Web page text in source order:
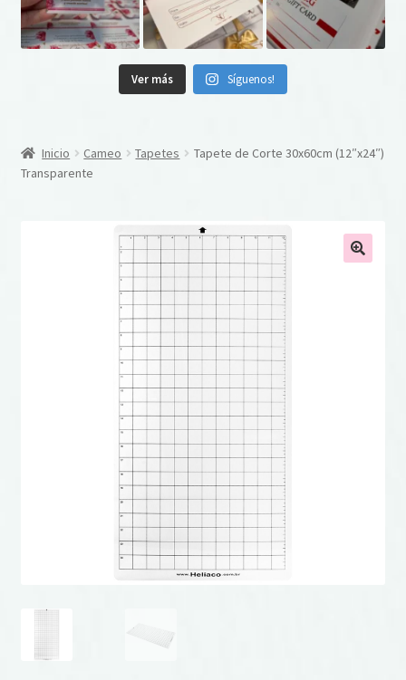
Ver más Síguenos!
Inicio Cameo Tapetes
Tapete de Corte 30x60cm (12″x24″)
Transparente